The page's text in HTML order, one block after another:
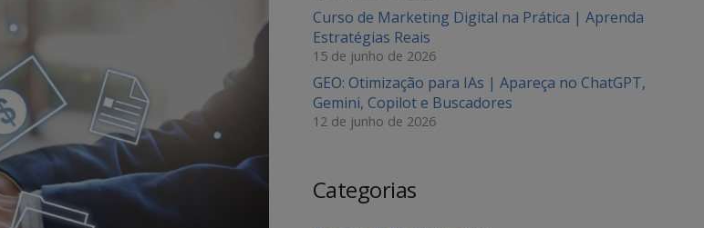
Curso de Marketing Digital na Prática | Aprenda
Estratégias Reais
15 de junho de 2026
GEO: Otimização para IAs | Apareça no ChatGPT,
Gemini, Copilot e Buscadores
12 de junho de 2026
Categorias